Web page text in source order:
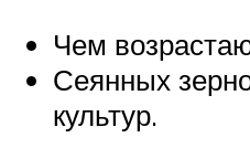
Чем
Сеянных
культур.